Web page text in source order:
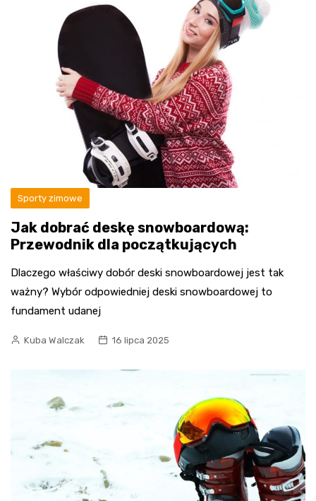
Sporty zimowe
Jak dobrać deskę snowboardową:
Przewodnik dla początkujących
Dlaczego właściwy dobór deski snowboardowej jest tak
ważny? Wybór odpowiedniej deski snowboardowej to
fundament udanej
Kuba Walczak 16 lipca 2025